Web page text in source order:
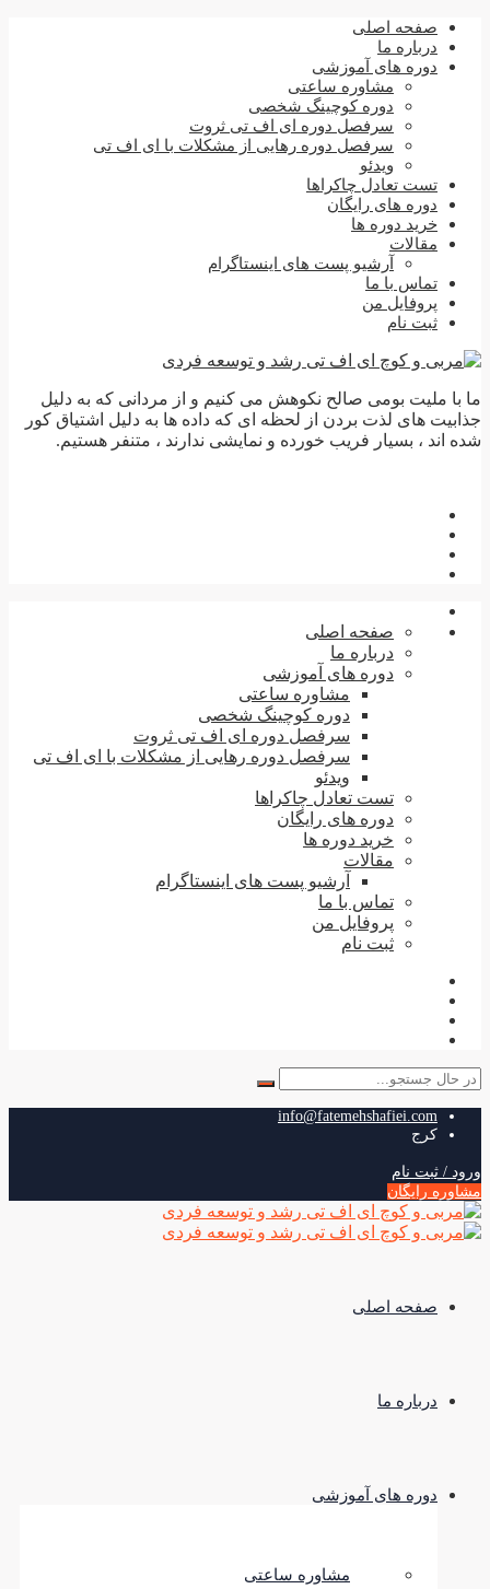
صفحه اصلی
درباره ما
دوره های آموزشی
مشاوره ساعتی
دوره کوچینگ شخصی
سرفصل دوره ای اف تی ثروت
سرفصل دوره رهایی از مشکلات با ای اف تی
ویدئو
تست تعادل چاکراها
دوره های رایگان
خرید دوره ها
مقالات
آرشیو پست های اینستاگرام
تماس با ما
پروفایل من
ثبت نام
ما با ملیت بومی صالح نکوهش می کنیم و از مردانی که به دلیل
جذابیت های لذت بردن از لحظه ای که داده ها به دلیل اشتیاق کور
شده اند ، بسیار فریب خورده و نمایشی ندارند ، متنفر هستیم.
صفحه اصلی
درباره ما
دوره های آموزشی
مشاوره ساعتی
دوره کوچینگ شخصی
سرفصل دوره ای اف تی ثروت
سرفصل دوره رهایی از مشکلات با ای اف تی
ویدئو
تست تعادل چاکراها
دوره های رایگان
خرید دوره ها
مقالات
آرشیو پست های اینستاگرام
تماس با ما
پروفایل من
ثبت نام
جستجو
info@fatemehshafiei.com
کرج
ورود / ثبت نام
مشاوره رایگان
صفحه اصلی
درباره ما
دوره های آموزشی
مشاوره ساعتی